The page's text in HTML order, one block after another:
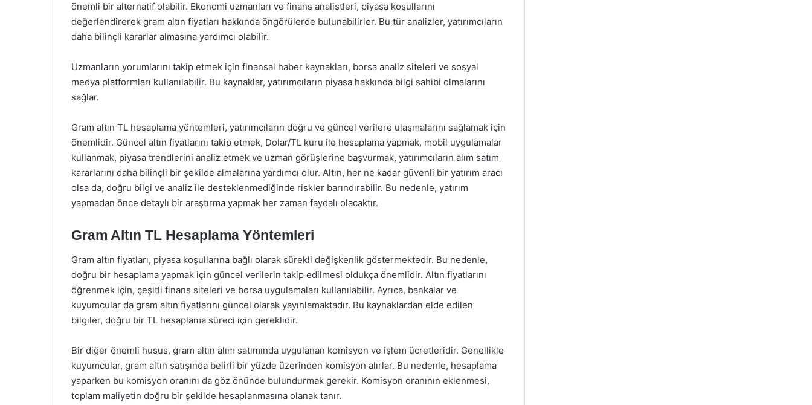
önemli bir alternatif olabilir. Ekonomi uzmanları ve finans analistleri, piyasa koşullarını
değerlendirerek gram altın fiyatları hakkında öngörülerde bulunabilirler. Bu tür analizler, yatırımcıların
daha bilinçli kararlar almasına yardımcı olabilir.
Uzmanların yorumlarını takip etmek için finansal haber kaynakları, borsa analiz siteleri ve sosyal
medya platformları kullanılabilir. Bu kaynaklar, yatırımcıların piyasa hakkında bilgi sahibi olmalarını
sağlar.
Gram altın TL hesaplama yöntemleri, yatırımcıların doğru ve güncel verilere ulaşmalarını sağlamak için
önemlidir. Güncel altın fiyatlarını takip etmek, Dolar/TL kuru ile hesaplama yapmak, mobil uygulamalar
kullanmak, piyasa trendlerini analiz etmek ve uzman görüşlerine başvurmak, yatırımcıların alım satım
kararlarını daha bilinçli bir şekilde almalarına yardımcı olur. Altın, her ne kadar güvenli bir yatırım aracı
olsa da, doğru bilgi ve analiz ile desteklenmediğinde riskler barındırabilir. Bu nedenle, yatırım
yapmadan önce detaylı bir araştırma yapmak her zaman faydalı olacaktır.
Gram Altın TL Hesaplama Yöntemleri
Gram altın fiyatları, piyasa koşullarına bağlı olarak sürekli değişkenlik göstermektedir. Bu nedenle,
doğru bir hesaplama yapmak için güncel verilerin takip edilmesi oldukça önemlidir. Altın fiyatlarını
öğrenmek için, çeşitli finans siteleri ve borsa uygulamaları kullanılabilir. Ayrıca, bankalar ve
kuyumcular da gram altın fiyatlarını güncel olarak yayınlamaktadır. Bu kaynaklardan elde edilen
bilgiler, doğru bir TL hesaplama süreci için gereklidir.
Bir diğer önemli husus, gram altın alım satımında uygulanan komisyon ve işlem ücretleridir. Genellikle
kuyumcular, gram altın satışında belirli bir yüzde üzerinden komisyon alırlar. Bu nedenle, hesaplama
yaparken bu komisyon oranını da göz önünde bulundurmak gerekir. Komisyon oranının eklenmesi,
toplam maliyetin doğru bir şekilde hesaplanmasına olanak tanır.